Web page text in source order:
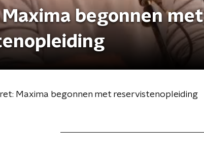
begonnen met
Maxima begonnen met reservistenopleiding